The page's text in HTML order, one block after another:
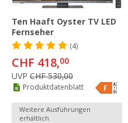
Ten Haaft Oyster TV LED
Fernseher
(4)
CHF 418,00
UVP CHF 530,00
Produktdatenblatt
Weitere Ausführungen
erhältlich